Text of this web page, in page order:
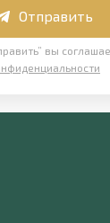
Отправить
вы